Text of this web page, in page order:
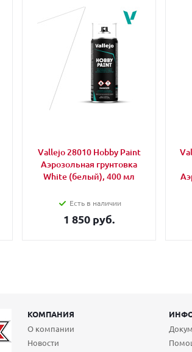
Vallejo 28010 Hobby Paint
Аэрозольная грунтовка
White (белый), 400 мл
Есть в наличии
1 850 руб.
КОМПАНИЯ
О компании
Новости